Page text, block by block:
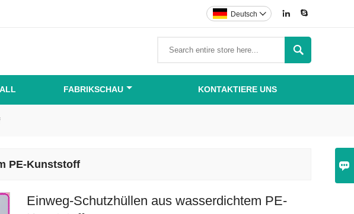

 
Deutsch 

FABRIKSCHAU KONTAKTIERE UNS
PE-Kunststoff
Einweg-Schutzhüllen aus wasserdichtem PE-